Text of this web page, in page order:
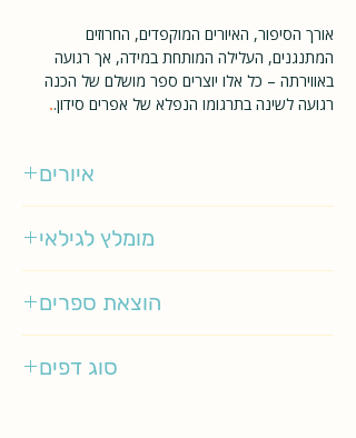
אורך הסיפור, האיורים המוקפדים, החרוזים
המתנגנים, העלילה המותחת במידה, אך רגועה
באווירתה – כל אלו יוצרים ספר מושלם של הכנה
רגועה לשינה בתרגומו הנפלא של אפרים סידון..
איורים
מומלץ לגילאי
הוצאת ספרים
סוג דפים